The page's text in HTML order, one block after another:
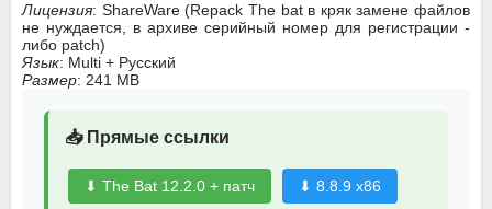
Лицензия: ShareWare (Repack The bat в кряк замене файлов
не нуждается, в архиве серийный номер для регистрации -
либо patch)
Язык: Multi + Русский
Размер: 241 MB
📥 Прямые ссылки
⬇ The Bat 12.2.0 + патч ⬇ 8.8.9 x86